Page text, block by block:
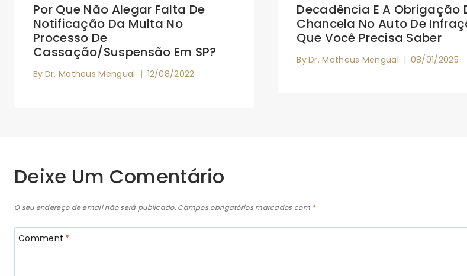
Por Que Não Alegar Falta De
Notificação Da Multa No
Processo De
Cassação/Suspensão Em SP?
By Dr. Matheus Mengual 12/08/2022
Decadência E A Obrigação
Chancela No Auto De
Que Você Precisa Saber
ByDr. Matheus Mengual 08/01/2025
Deixe Um Comentário
O seu endereço de email não será publicado. Campos obrigatórios marcados com *
Comment *